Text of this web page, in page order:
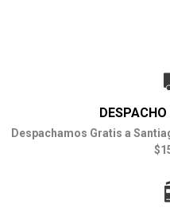
Despachamos Gratis a